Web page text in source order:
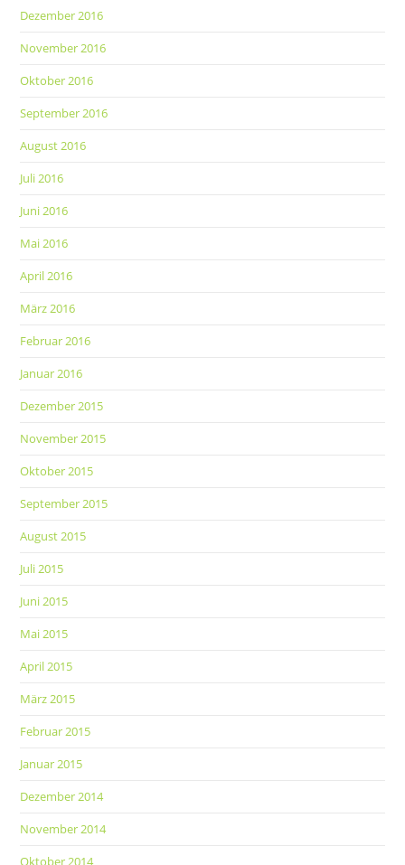
Dezember 2016
November 2016
Oktober 2016
September 2016
August 2016
Juli 2016
Juni 2016
Mai 2016
April 2016
März 2016
Februar 2016
Januar 2016
Dezember 2015
November 2015
Oktober 2015
September 2015
August 2015
Juli 2015
Juni 2015
Mai 2015
April 2015
März 2015
Februar 2015
Januar 2015
Dezember 2014
November 2014
Oktober 2014